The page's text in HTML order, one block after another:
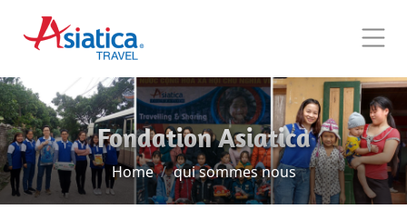
Fondation Asiatica
Home qui sommes nous